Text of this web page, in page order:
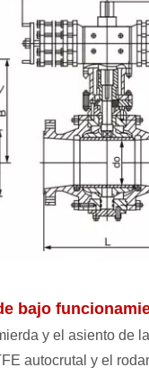
bajo
y el asiento de
autocrutal y el